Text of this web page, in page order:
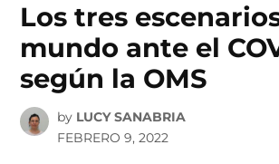
Los tres
mundo ante el
según la OMS
by LUCY SANABRIA
FEBRERO 9, 2022